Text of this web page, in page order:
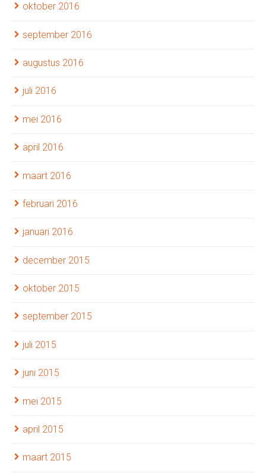
oktober 2016
september 2016
augustus 2016
juli 2016
mei 2016
april 2016
maart 2016
februari 2016
januari 2016
december 2015
oktober 2015
september 2015
juli 2015
juni 2015
mei 2015
april 2015
maart 2015